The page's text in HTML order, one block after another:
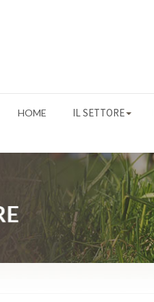
HOME IL SETTORE